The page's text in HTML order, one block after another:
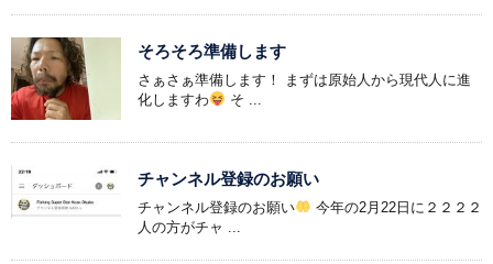
そろそろ準備します
さぁさぁ準備します！ まずは原始人から現代人に進
化しますわ
そ ...
チャンネル登録のお願い
チャンネル登録のお願い
今年の2月22日に２２２２
人の方がチャ ...